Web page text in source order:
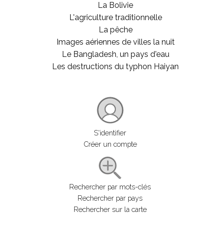
La Bolivie
L'agriculture traditionnelle
La pêche
Images aériennes de villes la nuit
Le Bangladesh, un pays d'eau
Les destructions du typhon Haiyan
S'identifier
Créer un compte
Rechercher par mots-clés
Rechercher par pays
Rechercher sur la carte